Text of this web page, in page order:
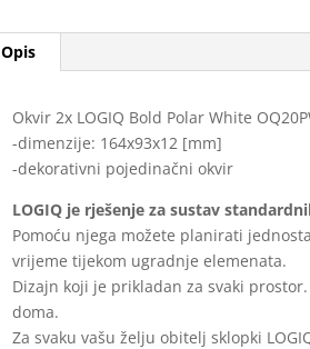
Opis
Okvir 2x LOGIQ Bold Polar White
-dimenzije: 164x93x12 [mm]
-dekorativni pojedinačni okvir
LOGIQ je rješenje za sustav
Pomoću njega možete planirati
vrijeme tijekom ugradnje elemenata.
Dizajn koji je prikladan za svaki
doma.
Za svaku vašu želju obitelj sklopki